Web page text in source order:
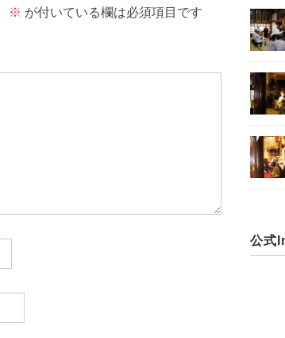
※ が付いている欄は必須項目です
公式